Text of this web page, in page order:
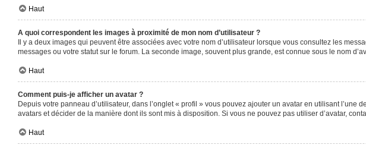
Haut
A quoi correspondent les images à proximité de mon nom d’utilisateur ?
Il y a deux images qui peuvent être associées avec votre nom d’utilisateur lorsque vous consultez les
messages ou votre statut sur le forum. La seconde image, souvent plus grande, est connue sous le nom
Haut
Comment puis-je afficher un avatar ?
Depuis votre panneau d’utilisateur, dans l’onglet « profil » vous pouvez ajouter un avatar en utilisant
avatars et décider de la manière dont ils sont mis à disposition. Si vous ne pouvez pas utiliser d’avatar,
Haut